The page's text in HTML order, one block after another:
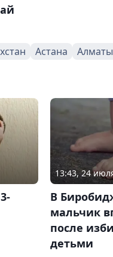
Астана Алматы
13:43, 24
В
мальчик
после
детьми